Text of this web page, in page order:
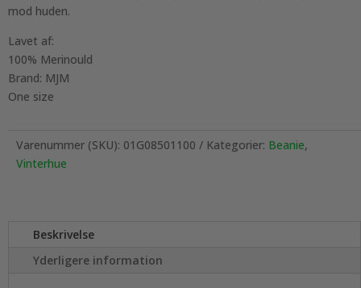
mod huden.
Lavet af:
100% Merinould
Brand: MJM
One size
Varenummer (SKU): 01G08501100 Kategorier: Beanie,
Vinterhue
Beskrivelse
Yderligere information